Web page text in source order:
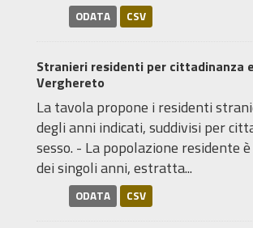
ODATA CSV
Stranieri residenti per cittadinanza
Verghereto
La tavola propone i residenti
degli anni indicati, suddivisi per
sesso. - La popolazione residente
dei singoli anni, estratta...
ODATA CSV